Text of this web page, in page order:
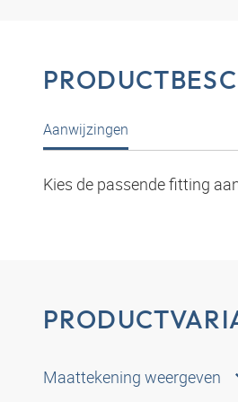
Aanwijzingen
Kies de passende fitting
Maattekening weergeven